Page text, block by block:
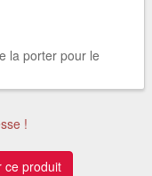
la porter pour le
!
ce produit